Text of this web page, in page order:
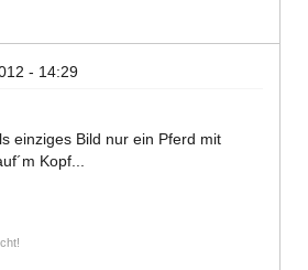
- 14:29
einziges Bild nur ein Pferd mit
Kopf...